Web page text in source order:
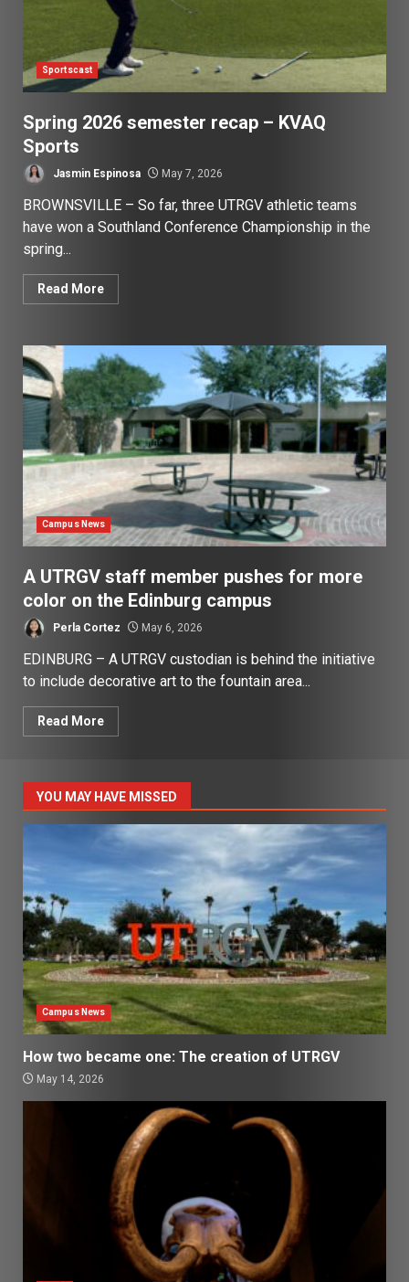
Sportscast
Spring 2026 semester recap – KVAQ
Sports
Jasmin Espinosa May 7, 2026
BROWNSVILLE – So far, three UTRGV athletic teams
have won a Southland Conference Championship in the
spring...
Read More
Campus News
A UTRGV staff member pushes for more
color on the Edinburg campus
Perla Cortez May 6, 2026
EDINBURG – A UTRGV custodian is behind the initiative
to include decorative art to the fountain area...
Read More
YOU MAY HAVE MISSED
Campus News
How two became one: The creation of UTRGV
May 14, 2026